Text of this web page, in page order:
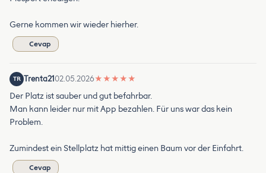
Gerne kommen wir wieder hierher.
Cevap
TR Trenta2102.05.2026★ ★ ★ ★ ★
Der Platz ist sauber und gut befahrbar.
Man kann leider nur mit App bezahlen. Für uns war das kein
Problem.
Zumindest ein Stellplatz hat mittig einen Baum vor der Einfahrt.
Cevap